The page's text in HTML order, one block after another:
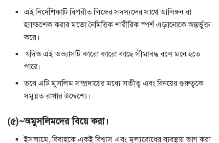
এই নির্দেশিকাটি বিপরীত লিঙ্গের সদস্যদের সাথে আলিঙ্গন বা
হ্যান্ডশেক করার মতো নৈমিত্তিক শারীরিক স্পর্শ এড়ানোকে অন্তর্ভুক্ত
করে।
যদিও এই অভ্যাসটি কারো কারো কাছে সীমাবদ্ধ বলে মনে হতে
পারে।
তবে এটি মুসলিম সম্প্রদায়ের মধ্যে সতীত্ব এবং বিনয়ের গুরুত্বকে
সমুন্নত রাখার উদ্দেশ্যে।
(৫)~অমুসলিমদের বিয়ে করা।
ইসলামে, বিবাহকে একই বিশ্বাস এবং মূল্যবোধের ব্যবস্থায় ভাগ করা